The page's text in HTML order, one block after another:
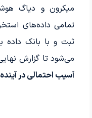
میکرون و دیاگ
تمامی داده‌های
ثبت و با بانک داده
می‌شود تا گزارش
آسیب احتمالی در آینده